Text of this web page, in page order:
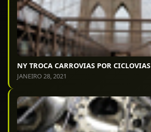
NY TROCA CARROVIAS POR CICLOVIAS
JANEIRO 28, 2021